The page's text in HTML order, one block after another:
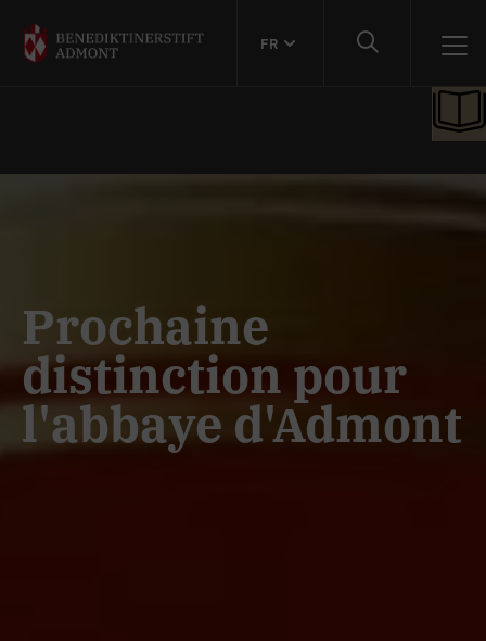
FR
Prochaine
distinction pour
l'abbaye d'Admont